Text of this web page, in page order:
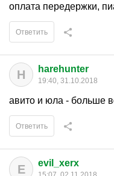
оплата передержки,
Ответить
H harehunter
19:40, 31.10.2018
авито и юла - больше
Ответить
E evil_xerx